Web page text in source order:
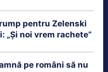
pentru Zelenski
noi vrem rachete”
pe români să nu